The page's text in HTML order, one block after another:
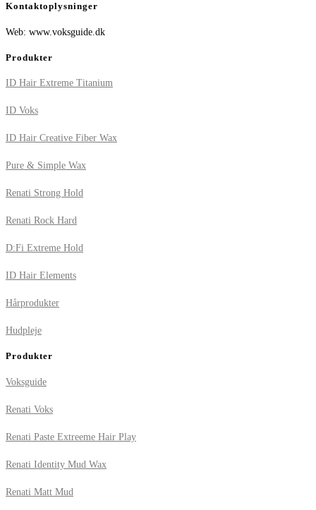
Kontaktoplysninger
Web: www.voksguide.dk
Produkter
ID Hair Extreme Titanium
ID Voks
ID Hair Creative Fiber Wax
Pure & Simple Wax
Renati Strong Hold
Renati Rock Hard
D:Fi Extreme Hold
ID Hair Elements
Hårprodukter
Hudpleje
Produkter
Voksguide
Renati Voks
Renati Paste Extreeme Hair Play
Renati Identity Mud Wax
Renati Matt Mud